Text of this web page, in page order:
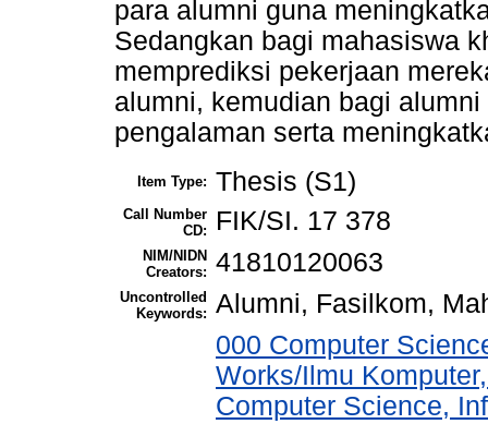
para alumni guna
Sedangkan bagi mahasiswa
memprediksi pekerjaan
alumni, kemudian bagi
pengalaman serta
Item Type: Thesis (S1)
Call Number
CD:
FIK/SI. 17 378
NIM/NIDN
Creators: 41810120063
Uncontrolled
Keywords: Alumni, Fasilkom,
000 Computer
Works/Ilmu
Computer Science,